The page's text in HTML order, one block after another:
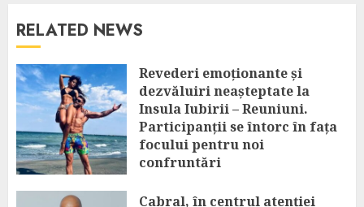
RELATED NEWS
Revederi emoționante și
dezvăluiri neașteptate la
Insula Iubirii – Reuniuni.
Participanții se întorc în fața
focului pentru noi
confruntări
Cabral, în centrul atenției